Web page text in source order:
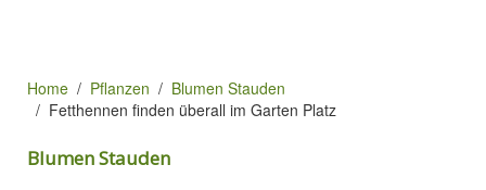
Home Pflanzen
Blumen Stauden
Fetthennen finden überall im Garten Platz
Blumen Stauden